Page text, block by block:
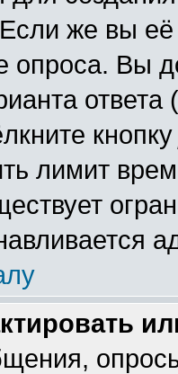
же вы её
опроса. Вы
ответа
лимит